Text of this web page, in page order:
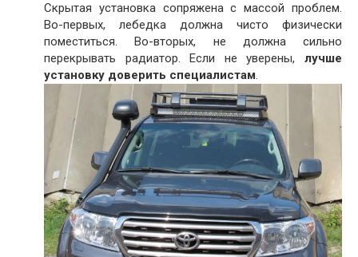
Скрытая установка сопряжена с массой проблем.
Во-первых, лебедка должна чисто физически
поместиться. Во-вторых, не должна сильно
перекрывать радиатор. Если не уверены, лучше
установку доверить специалистам.